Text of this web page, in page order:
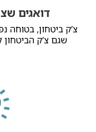
דואגים
צ’ק ביטחון, בטוחה
שגם צ’ק הביטחון